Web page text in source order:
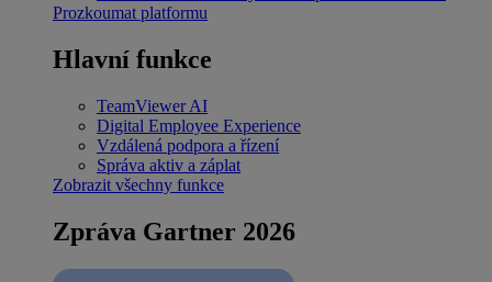
Prozkoumat platformu
Hlavní funkce
TeamViewer AI
Digital Employee Experience
Vzdálená podpora a řízení
Správa aktiv a záplat
Zobrazit všechny funkce
Zpráva Gartner 2026